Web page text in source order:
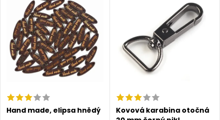
Hand made, elipsa hnědý
Kovová karabina otočná